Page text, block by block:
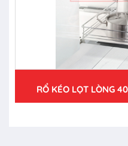
RỔ KÉO LỌT LÒNG